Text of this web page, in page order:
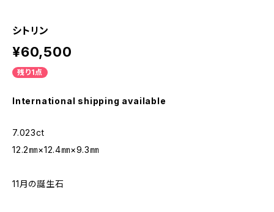
シトリン
¥60,500
残り1点
International shipping available
7.023ct
12.2㎜×12.4㎜×9.3㎜
11月の誕生石